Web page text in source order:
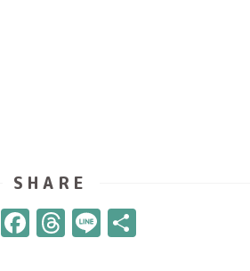
SHARE
X Facebook
Threads
Line